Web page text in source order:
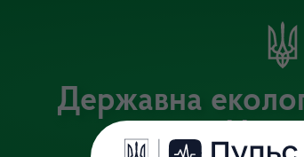
Державна